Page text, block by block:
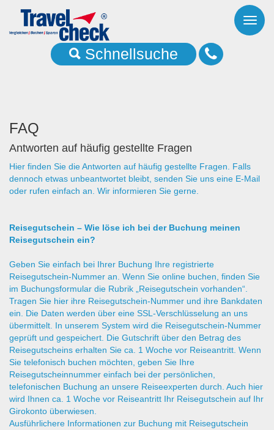
Toggle
Schnellsuche
FAQ
Antworten auf häufig gestellte Fragen
Hier finden Sie die Antworten auf häufig gestellte Fragen. Falls
dennoch etwas unbeantwortet bleibt, senden Sie uns eine E-Mail
oder rufen einfach an. Wir informieren Sie gerne.
Reisegutschein – Wie löse ich bei der Buchung meinen
Reisegutschein ein?
Geben Sie einfach bei Ihrer Buchung Ihre registrierte
Reisegutschein-Nummer an. Wenn Sie online buchen, finden Sie
im Buchungsformular die Rubrik „Reisegutschein vorhanden“.
Tragen Sie hier ihre Reisegutschein-Nummer und ihre Bankdaten
ein. Die Daten werden über eine SSL-Verschlüsselung an uns
übermittelt. In unserem System wird die Reisegutschein-Nummer
geprüft und gespeichert. Die Gutschrift über den Betrag des
Reisegutscheins erhalten Sie ca. 1 Woche vor Reiseantritt. Wenn
Sie telefonisch buchen möchten, geben Sie Ihre
Reisegutscheinnummer einfach bei der persönlichen,
telefonischen Buchung an unsere Reiseexperten durch. Auch hier
wird Ihnen ca. 1 Woche vor Reiseantritt Ihr Reisegutschein auf Ihr
Girokonto überwiesen.
Ausführlichere Informationen zur Buchung mit Reisegutschein